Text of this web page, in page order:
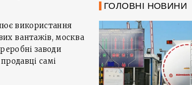
використання
вантажів, москва
заводи
самі
ГОЛОВНІ НОВИНИ